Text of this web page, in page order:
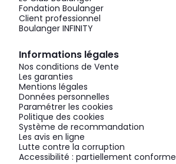
Fondation Boulanger
Client professionnel
Boulanger INFINITY
Informations légales
Nos conditions de Vente
Les garanties
Mentions légales
Données personnelles
Paramétrer les cookies
Politique des cookies
Système de recommandation
Les avis en ligne
Lutte contre la corruption
Accessibilité : partiellement conforme